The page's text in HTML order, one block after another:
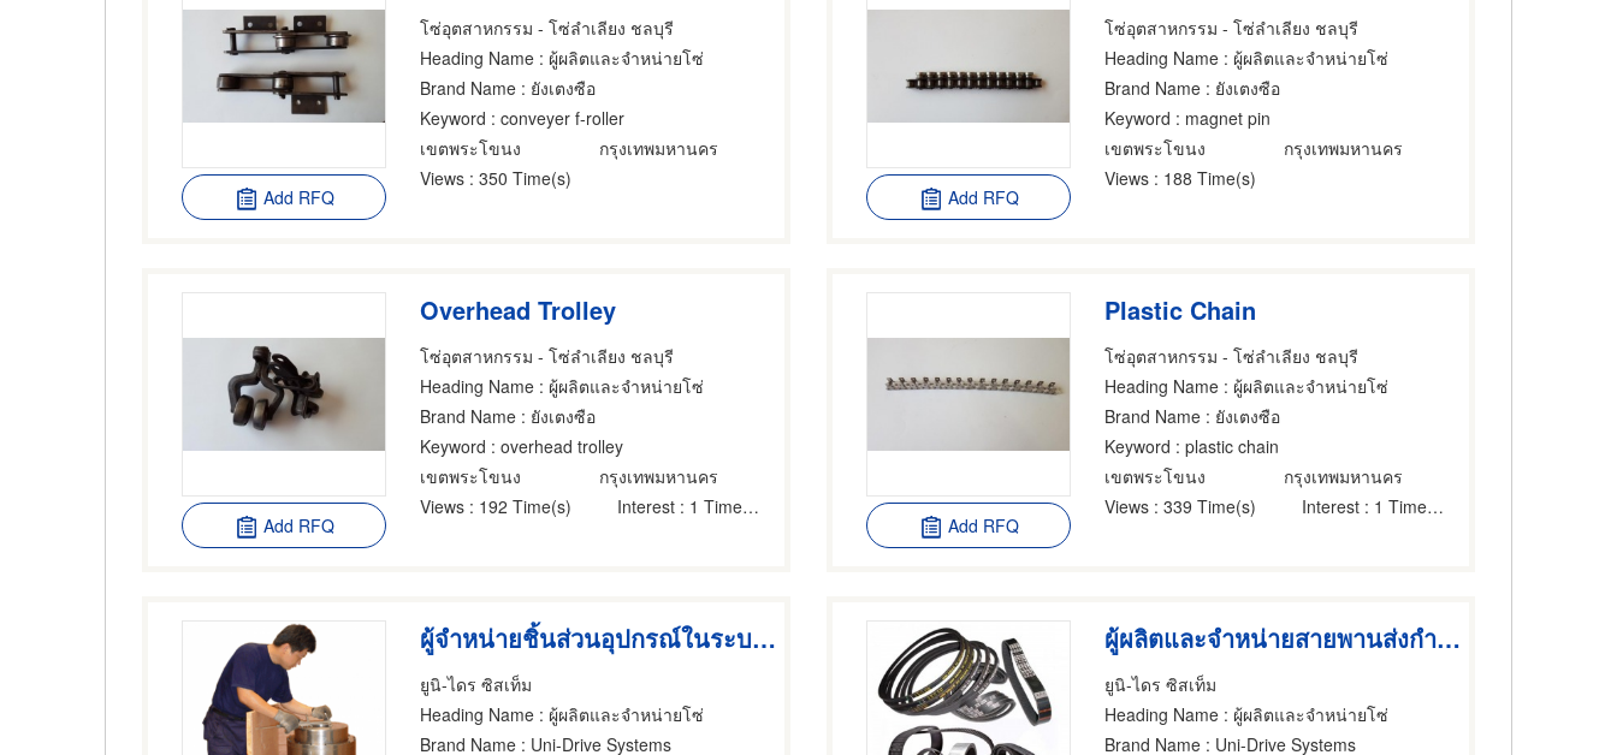
Add RFQ
โซ่อุตสาหกรรม - โซ่ลำเลียง ชลบุรี
Heading Name : ผู้ผลิตและจำหน่ายโซ่
Brand Name : ยังเตงซือ
Keyword : conveyer f-roller
เขตพระโขนง
กรุงเทพมหานคร
Views : 350 Time(s)
Add RFQ
โซ่อุตสาหกรรม - โซ่ลำเลียง ชลบุรี
Heading Name : ผู้ผลิตและจำหน่ายโซ่
Brand Name : ยังเตงซือ
Keyword : magnet pin
เขตพระโขนง
กรุงเทพมหานคร
Views : 188 Time(s)
Add RFQ
Overhead Trolley
โซ่อุตสาหกรรม - โซ่ลำเลียง ชลบุรี
Heading Name : ผู้ผลิตและจำหน่ายโซ่
Brand Name : ยังเตงซือ
Keyword : overhead trolley
เขตพระโขนง
กรุงเทพมหานคร
Views : 192 Time(s) Interest : 1 Time(s)
Add RFQ
Plastic Chain
โซ่อุตสาหกรรม - โซ่ลำเลียง ชลบุรี
Heading Name : ผู้ผลิตและจำหน่ายโซ่
Brand Name : ยังเตงซือ
Keyword : plastic chain
เขตพระโขนง
กรุงเทพมหานคร
Views : 339 Time(s) Interest : 1 Time(s)
ผู้จำหน่ายชิ้นส่วนอุปกรณ์ในระบบส่งกำลัง
ยูนิ-ไดร ซิสเท็ม
Heading Name : ผู้ผลิตและจำหน่ายโซ่
Brand Name : Uni-Drive Systems
ผู้ผลิตและจำหน่ายสายพานส่งกำลัง (BELTING)
ยูนิ-ไดร ซิสเท็ม
Heading Name : ผู้ผลิตและจำหน่ายโซ่
Brand Name : Uni-Drive Systems